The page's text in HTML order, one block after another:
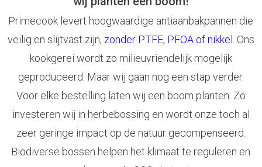
Primecook levert hoogwaardige antiaanbakpannen die
veilig en slijtvast zijn, zonder PTFE, PFOA of nikkel
. Ons
kookgerei wordt zo milieuvriendelijk mogelijk
geproduceerd. Maar wij gaan nog een stap verder.
Voor elke bestelling laten wij een boom planten. Zo
investeren wij in herbebossing en wordt onze toch al
zeer geringe impact op de natuur gecompenseerd.
Biodiverse bossen helpen het klimaat te reguleren en